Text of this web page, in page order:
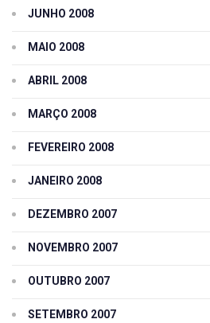
JUNHO 2008
MAIO 2008
ABRIL 2008
MARÇO 2008
FEVEREIRO 2008
JANEIRO 2008
DEZEMBRO 2007
NOVEMBRO 2007
OUTUBRO 2007
SETEMBRO 2007